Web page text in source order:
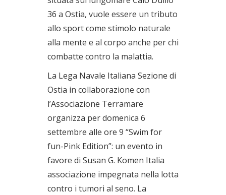
36 a Ostia, vuole essere un tributo
allo sport come stimolo naturale
alla mente e al corpo anche per chi
combatte contro la malattia.
La Lega Navale Italiana Sezione di
Ostia in collaborazione con
l’Associazione Terramare
organizza per domenica 6
settembre alle ore 9 “Swim for
fun-Pink Edition”: un evento in
favore di Susan G. Komen Italia
associazione impegnata nella lotta
contro i tumori al seno. La